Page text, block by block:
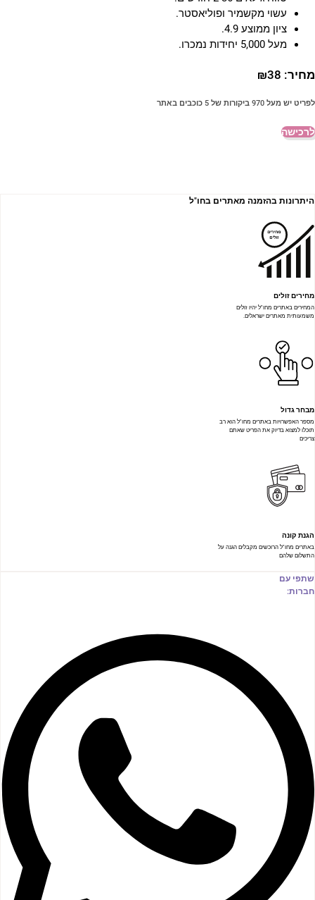
עשוי מקשמיר ופוליאסטר.
ציון ממוצע 4.9.
מעל 5,000 יחידות נמכרו.
מחיר: ₪38
לפריט יש מעל 970 ביקורות של 5 כוכבים באתר
לרכישה
היתרונות בהזמנה מאתרים בחו"ל
מחירים זולים
המחירים באתרים מחו"ל יהיו זולים
משמעותית מאתרים ישראלים.
מבחר גדול
מספר האפשרויות באתרים מחו"ל הוא רב
תוכלו למצוא בדיוק את הפריט שאתם
צריכים
הגנת קונה
באתרים מחו"ל הרוכשים מקבלים הגנה על
התשלום שלהם
שתפי עם
חברות: